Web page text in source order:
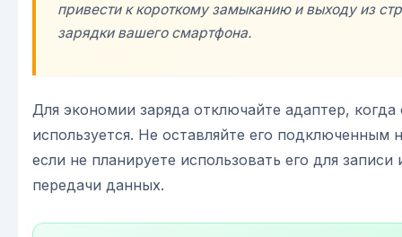
привести к короткому замыканию и выходу из
зарядки вашего смартфона.
Для экономии заряда отключайте адаптер, когда
используется. Не оставляйте его подключенным
если не планируете использовать его для записи
передачи данных.